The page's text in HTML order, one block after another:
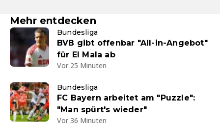
Mehr entdecken
Bundesliga
BVB gibt offenbar "All-in-Angebot"
für El Mala ab
Vor 25 Minuten
Bundesliga
FC Bayern arbeitet am "Puzzle":
"Man spürt's wieder"
Vor 36 Minuten